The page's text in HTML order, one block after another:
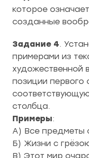
которое
созданные
Задание 4.
примерами из
художественной
позиции первого
столбца.
Примеры:
А) Все предметы
Б) Жизни с
В) Этот мир